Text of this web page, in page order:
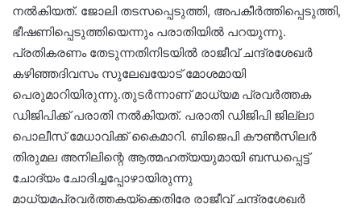
നൽകിയത്. ജോലി തടസപ്പെടുത്തി, അപകീർത്തിപ്പെടുത്തി,
ഭീഷണിപ്പെടുത്തിയെന്നും പരാതിയിൽ പറയുന്നു.
പ്രതികരണം തേടുന്നതിനിടയിൽ രാജീവ് ചന്ദ്രശേഖർ
കഴിഞ്ഞദിവസം സുലേഖയോട് മോശമായി
പെരുമാറിയിരുന്നു.തുടർന്നാണ് മാധ്യമ പ്രവർത്തക
ഡിജിപിക്ക് പരാതി നൽകിയത്. പരാതി ഡിജിപി ജില്ലാ
പൊലീസ് മേധാവിക്ക് കൈമാറി. ബിജെപി കൗണ്‍സിലര്‍
തിരുമല അനിലിന്റെ ആത്മഹത്യയുമായി ബന്ധപ്പെട്ട്
ചോദ്യം ചോദിച്ചപ്പോഴായിരുന്നു
മാധ്യമപ്രവർത്തകയ്‌ക്കെതിരേ രാജീവ് ചന്ദ്രശേഖര്‍